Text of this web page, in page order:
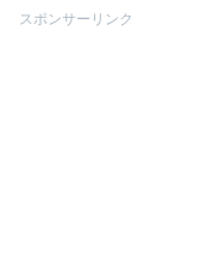
スポンサーリンク